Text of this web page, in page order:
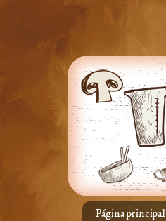
Página principal